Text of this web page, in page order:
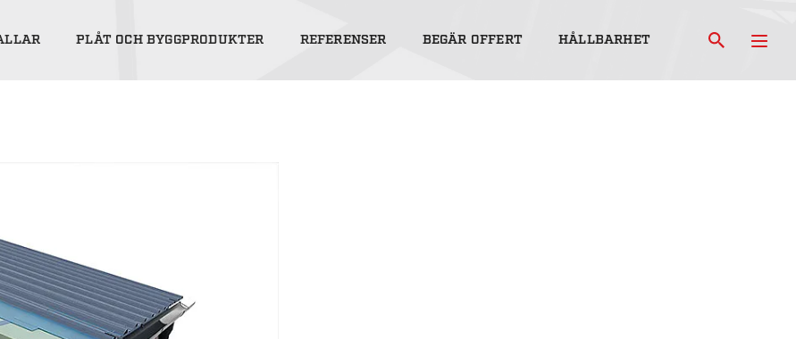
PLÅT OCH BYGGPRODUKTER REFERENSER BEGÄR OFFERT HÅLLBARHET